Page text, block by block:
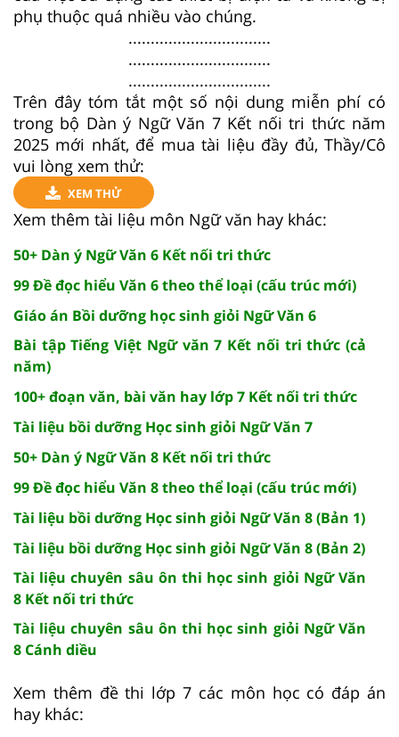
phụ thuộc quá nhiều vào chúng.
................................
................................
................................
Trên đây tóm tắt một số nội dung miễn phí có
trong bộ Dàn ý Ngữ Văn 7 Kết nối tri thức năm
2025 mới nhất, để mua tài liệu đầy đủ, Thầy/Cô
vui lòng xem thử:
XEM THỬ
Xem thêm tài liệu môn Ngữ văn hay khác:
50+ Dàn ý Ngữ Văn 6 Kết nối tri thức
99 Đề đọc hiểu Văn 6 theo thể loại (cấu trúc mới)
Giáo án Bồi dưỡng học sinh giỏi Ngữ Văn 6
Bài tập Tiếng Việt Ngữ văn 7 Kết nối tri thức (cả
năm)
100+ đoạn văn, bài văn hay lớp 7 Kết nối tri thức
Tài liệu bồi dưỡng Học sinh giỏi Ngữ Văn 7
50+ Dàn ý Ngữ Văn 8 Kết nối tri thức
99 Đề đọc hiểu Văn 8 theo thể loại (cấu trúc mới)
Tài liệu bồi dưỡng Học sinh giỏi Ngữ Văn 8 (Bản 1)
Tài liệu bồi dưỡng Học sinh giỏi Ngữ Văn 8 (Bản 2)
Tài liệu chuyên sâu ôn thi học sinh giỏi Ngữ Văn
8 Kết nối tri thức
Tài liệu chuyên sâu ôn thi học sinh giỏi Ngữ Văn
8 Cánh diều
Xem thêm đề thi lớp 7 các môn học có đáp án
hay khác: